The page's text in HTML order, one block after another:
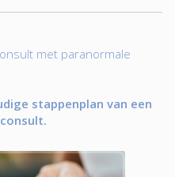
met paranormale
stappenplan van een